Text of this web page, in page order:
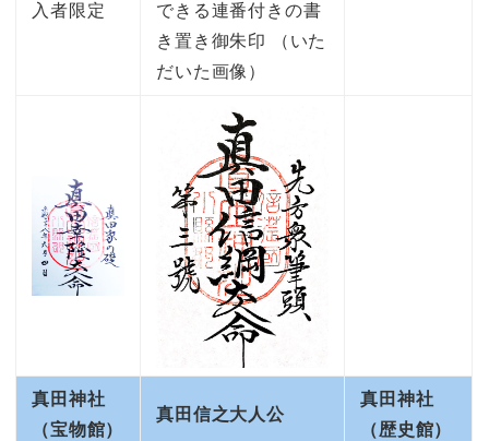
入者限定
できる連番付きの書
き置き御朱印 （いた
だいた画像）
真田神社
（宝物館）
真田信之大人公
真田神社
（歴史館）